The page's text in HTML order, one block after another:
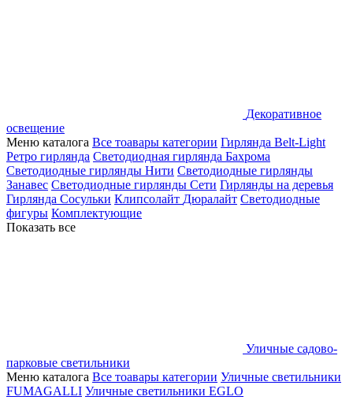
Декоративное
освещение
Меню каталога Все тоавары категории Гирлянда Belt-Light
Ретро гирлянда Светодиодная гирлянда Бахрома
Светодиодные гирлянды Нити Светодиодные гирлянды
Занавес Светодиодные гирлянды Сети Гирлянды на деревья
Гирлянда Сосульки Клипсолайт Дюралайт Светодиодные
фигуры Комплектующие
Показать все
Уличные садово-
парковые светильники
Меню каталога Все тоавары категории Уличные светильники
FUMAGALLI Уличные светильники EGLO